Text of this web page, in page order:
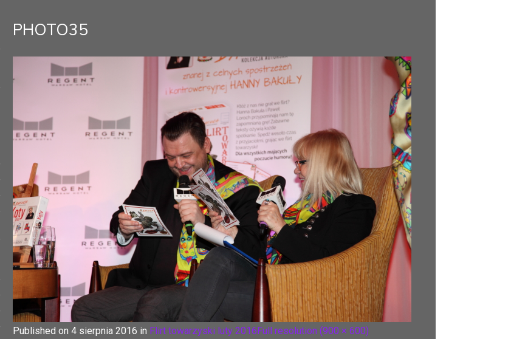
PHOTO35
Published on 4 sierpnia 2016 in Flirt towarzyski luty 2016 Full resolution (900 × 600)